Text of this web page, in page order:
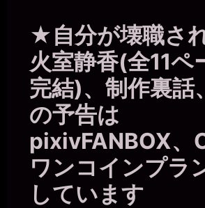
★自分が壊職さ
火室静香(全11ペ
完結)、制作裏話
の予告は
pixivFANBOX、
ワンコインプラ
しています